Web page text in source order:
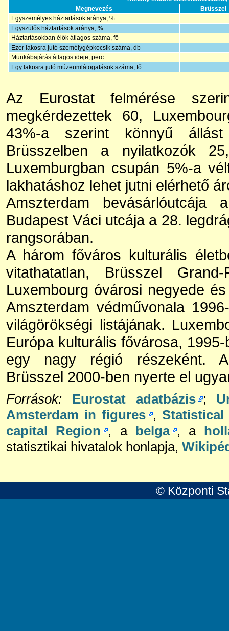
Megnevezés
Brüsszel
Egyszemélyes háztartások aránya, %
Egyszülős háztartások aránya, %
Háztartásokban élők átlagos száma, fő
Ezer lakosra jutó személygépkocsik száma, db
Munkábajárás átlagos ideje, perc
Egy lakosra jutó múzeumlátogatások száma, fő
Az Eurostat felmérése
megkérdezettek 60,
43%-a szerint könnyű
Brüsszelben a nyilatkozók
Luxemburgban csupán 5%-a
lakhatáshoz lehet jutni elérhető
Amszterdam
Budapest Váci utcája a 28.
rangsorában.
A három főváros kulturális
vitathatatlan, Brüsszel
Luxembourg óvárosi negyede
Amszterdam védművonala
világörökségi listájának.
Európa kulturális fővárosa,
egy nagy régió részeként.
Brüsszel 2000-ben nyerte el
Források: Eurostat adatbázis ;
Amsterdam in figures ,
capital Region , a belga , a
statisztikai hivatalok honlapja,
© Központi